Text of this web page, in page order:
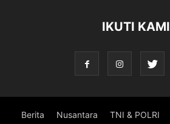
IKUTI KAMI
Berita Nusantara TNI & POLRI